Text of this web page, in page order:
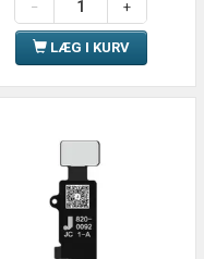
LÆG I KURV